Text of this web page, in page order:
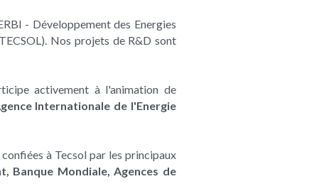
- Développement des Energies
Nos projets de R&D sont
activement à l'animation de
Internationale de l'Energie
à Tecsol par les principaux
Banque Mondiale, Agences de